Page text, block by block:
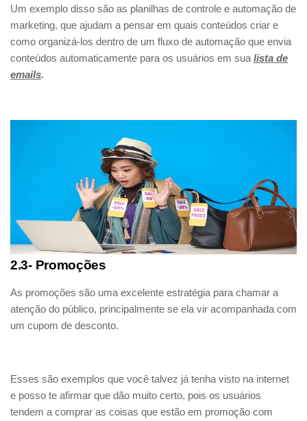
Um exemplo disso são as planilhas de controle e automação de
marketing, que ajudam a pensar em quais conteúdos criar e
como organizá-los dentro de um fluxo de automação que envia
conteúdos automaticamente para os usuários em sua lista de
emails.
2.3- Promoções
As promoções são uma excelente estratégia para chamar a
atenção do público, principalmente se ela vir acompanhada com
um cupom de desconto.
Esses são exemplos que você talvez já tenha visto na internet
e posso te afirmar que dão muito certo, pois os usuários
tendem a comprar as coisas que estão em promoção com